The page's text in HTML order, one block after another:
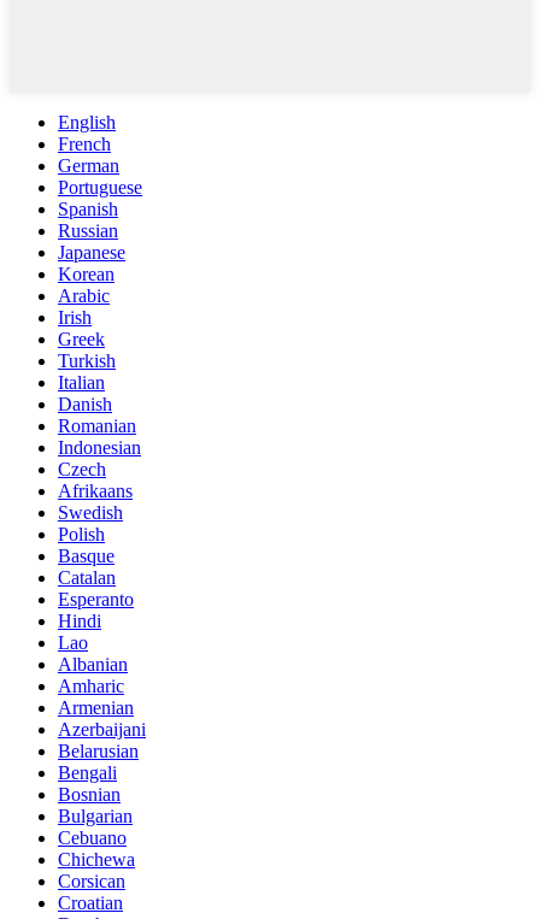
English
French
German
Portuguese
Spanish
Russian
Japanese
Korean
Arabic
Irish
Greek
Turkish
Italian
Danish
Romanian
Indonesian
Czech
Afrikaans
Swedish
Polish
Basque
Catalan
Esperanto
Hindi
Lao
Albanian
Amharic
Armenian
Azerbaijani
Belarusian
Bengali
Bosnian
Bulgarian
Cebuano
Chichewa
Corsican
Croatian